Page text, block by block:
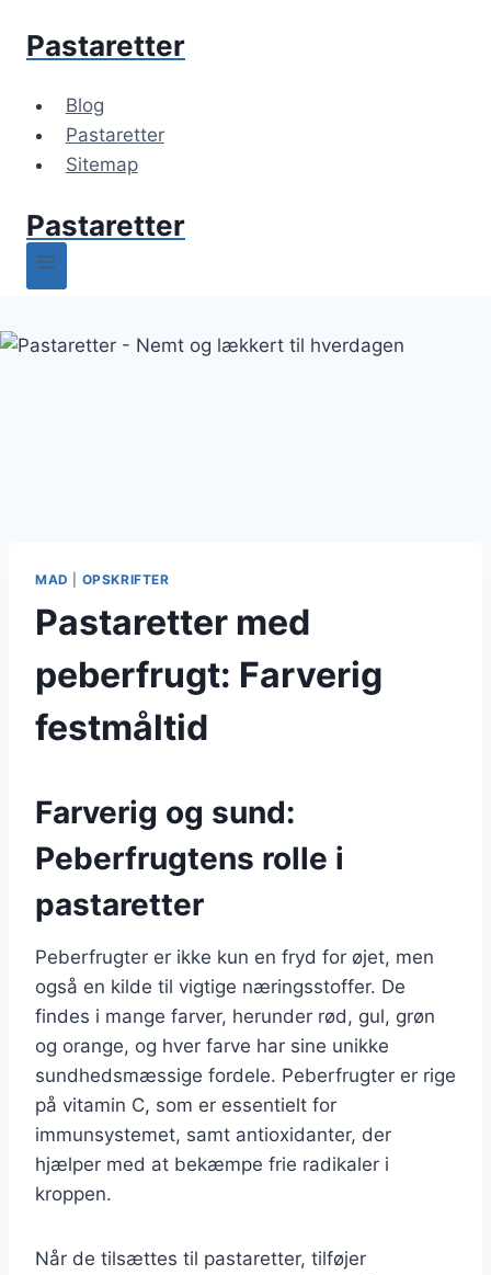
Pastaretter
Blog
Pastaretter
Sitemap
Pastaretter
MAD OPSKRIFTER
Pastaretter med
peberfrugt: Farverig
festmåltid
Farverig og sund:
Peberfrugtens rolle i
pastaretter
Peberfrugter er ikke kun en fryd for øjet, men
også en kilde til vigtige næringsstoffer. De
findes i mange farver, herunder rød, gul, grøn
og orange, og hver farve har sine unikke
sundhedsmæssige fordele. Peberfrugter er rige
på vitamin C, som er essentielt for
immunsystemet, samt antioxidanter, der
hjælper med at bekæmpe frie radikaler i
kroppen.
Når de tilsættes til pastaretter, tilføjer